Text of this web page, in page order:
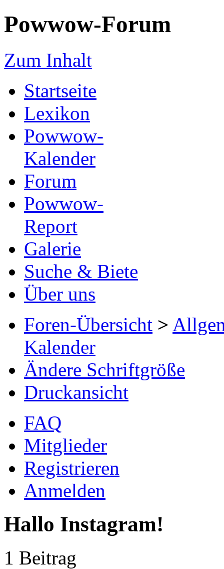
Powwow-Forum
Zum Inhalt
Startseite
Lexikon
Powwow-
Kalender
Forum
Powwow-
Report
Galerie
Suche & Biete
Über uns
Foren-Übersicht >
Kalender
Ändere Schriftgröße
Druckansicht
FAQ
Mitglieder
Registrieren
Anmelden
Hallo Instagram!
1 Beitrag